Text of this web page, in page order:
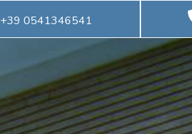
+39 0541346541